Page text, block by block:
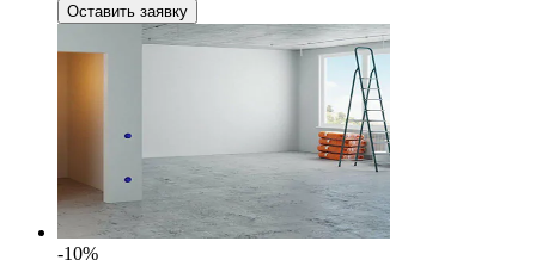
Оставить заявку
-10%